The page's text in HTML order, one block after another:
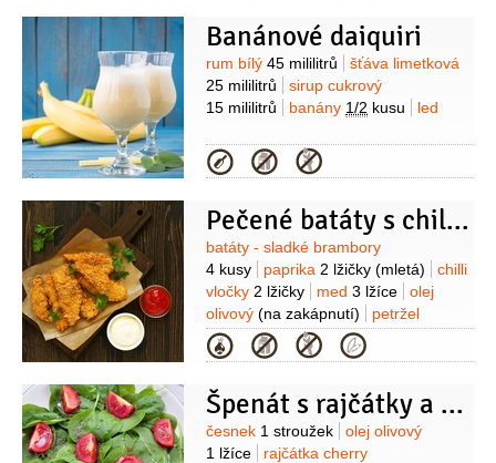
citronová(z 1/2 citronu)
Banánové daiquiri
Suroviny
rum bílý 45 mililitrů
šťáva limetková
25 mililitrů
sirup cukrový
15 mililitrů
banány 1/2 kusu led
Kategorie
Pečené batáty s chilli a medem
Suroviny
batáty - sladké brambory
4 kusy
paprika 2 lžičky (mletá)
chilli
vločky 2 lžičky med 3 lžíce
olej
olivový (na zakápnutí)
petržel
hladkolistá
1 hrst šťáva limetková
1 limetky)
sůl pepř
Kategorie
Špenát s rajčátky a jogurtem
Suroviny
česnek 1 stroužek
olej olivový
1 lžíce
rajčátka cherry